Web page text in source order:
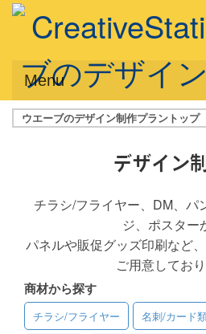
Menu
サービス概要
デザインプラン
フルデザイン
データ修正
写真からイラスト作成
デザイン制作例
ウエーブのデザイン制作プラントップ
デザイン
チラシ/フライヤー、DM、パ
ジ、ポスター
パネルや販促グッズ印刷など
ご用意しており
商材から探す
チラシ/フライヤー 名刺/カード